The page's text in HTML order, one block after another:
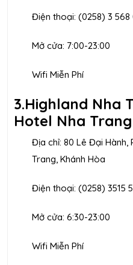
Điện thoại: (0258) 3 568
Mở cửa: 7:00-23:00
Wifi Miễn Phí
3.Highland Nha
Hotel Nha Trang
Địa chỉ: 80 Lê Đại Hành,
Trang, Khánh Hòa
Điện thoại: (0258) 3515
Mở cửa: 6:30-23:00
Wifi Miễn Phí